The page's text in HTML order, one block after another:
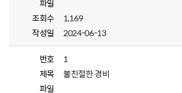
파일
조회수
1,169
작성일
2024-06-13
번호
1
제목
불친절한 경비
파일